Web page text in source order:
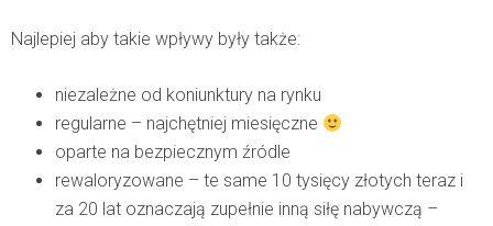
Najlepiej aby takie wpływy były także:
niezależne od koniunktury na rynku
regularne – najchętniej miesięczne
oparte na bezpiecznym źródle
rewaloryzowane – te same 10 tysięcy złotych teraz i
za 20 lat oznaczają zupełnie inną siłę nabywczą –